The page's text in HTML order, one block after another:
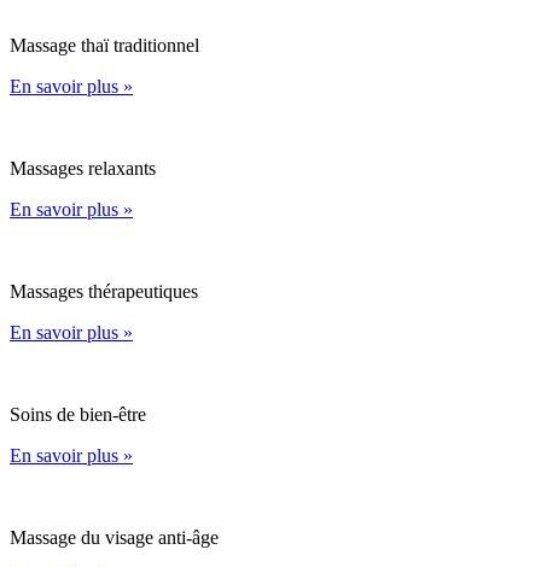
Massage thaï traditionnel
En savoir plus »
Massages relaxants
En savoir plus »
Massages thérapeutiques
En savoir plus »
Soins de bien-être
En savoir plus »
Massage du visage anti-âge